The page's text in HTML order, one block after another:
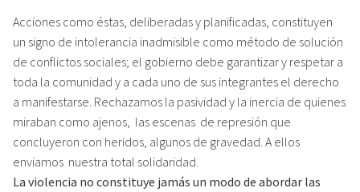
Acciones como éstas, deliberadas y planificadas, constituyen
un signo de intolerancia inadmisible como método de solución
de conflictos sociales; el gobierno debe garantizar y respetar a
toda la comunidad y a cada uno de sus integrantes el derecho
a manifestarse. Rechazamos la pasividad y la inercia de quienes
miraban como ajenos, las escenas de represión que
concluyeron con heridos, algunos de gravedad. A ellos
enviamos nuestra total solidaridad.
La violencia no constituye jamás un modo de abordar las